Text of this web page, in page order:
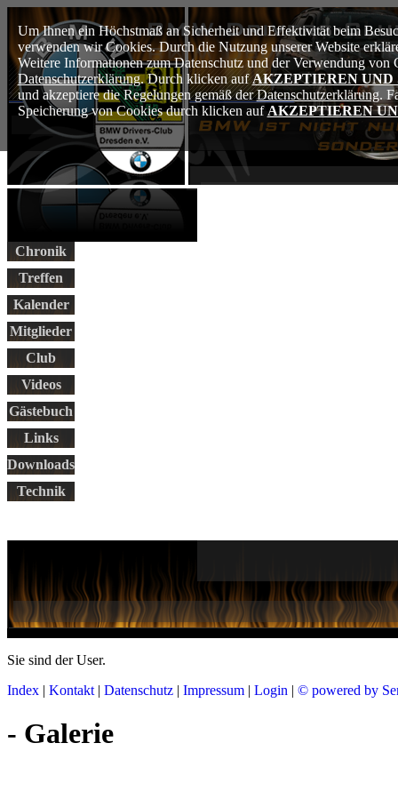
Um Ihnen ein Höchstmaß an Sicherheit und Effektivität beim
verwenden wir Cookies. Durch die Nutzung unserer Website
Weitere Informationen zum Datenschutz und der Verwendung von
Datenschutzerklärung. Durch klicken aufAKZEPTIEREN UND
und akzeptiere die Regelungen gemäß derDatenschutzerklärung.
Speicherung von Cookies durch klicken auf AKZEPTIEREN
Chronik
Treffen
Kalender
Mitglieder
Club
Videos
Gästebuch
Links
Downloads
Technik
Sie sind derUser.
Index | Kontakt | Datenschutz | Impressum | Login | © powered by
- Galerie